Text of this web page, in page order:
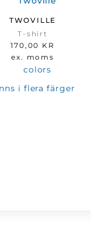
TWOVILLE
T-shirt
170,00 KR
ex. moms
i flera färger